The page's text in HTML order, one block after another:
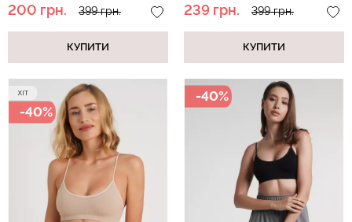
200 грн. 399 грн.
КУПИТИ
239 грн. 399 грн.
КУПИТИ
-40%
-40%